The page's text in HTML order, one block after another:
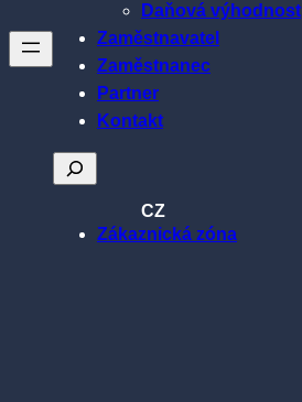
Daňová výhodnost
Zaměstnavatel
Zaměstnanec
Partner
Kontakt
Hledat
CZ
Zákaznická zóna